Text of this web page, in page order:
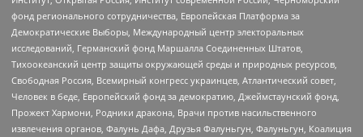
фонд регионального сотрудничества, Европейская Платформа за
Демократические Выборы, Международный центр электоральных
исследований, Германский фонд Маршалла Соединенных Штатов,
Тихоокеанский центр защиты окружающей среды и природных ресурсов,
Свободная Россия, Всемирный конгресс украинцев, Атлантический совет,
Человек в беде, Европейский фонд за демократию, Джеймстаунский фонд,
Прожект Хармони, Родники дракона, Врачи против насильственного
извлечения органов, Фалунь Дафа, Друзья Фалуньгун, Фалуньгун, Коалиция